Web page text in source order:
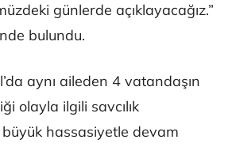
günlerde açıklayacağız.”
bulundu.
aynı aileden 4 vatandaşın
olayla ilgili savcılık
büyük hassasiyetle devam